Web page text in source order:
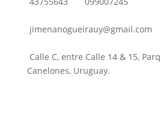
jimenanogueirauy@gmail.com
Calle C, entre Calle 14 & 15,
Canelones, Uruguay.